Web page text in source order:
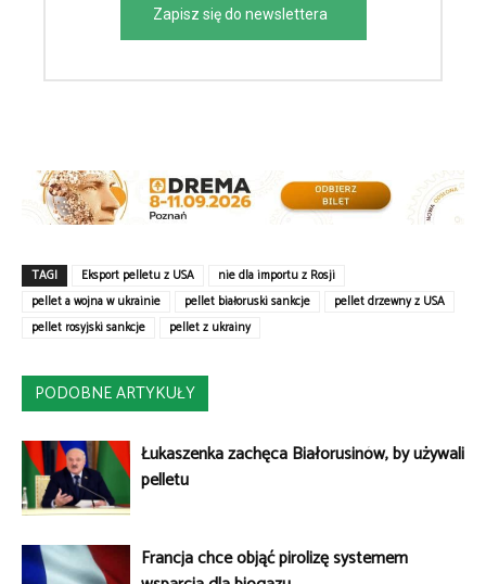
Zapisz się do newslettera
TAGI Eksport pelletu z USA
nie dla importu z Rosji
pellet a wojna w ukrainie
pellet białoruski sankcje
pellet drzewny z USA
pellet rosyjski sankcje
pellet z ukrainy
PODOBNE ARTYKUŁY
Łukaszenka zachęca Białorusinów, by używali
pelletu
Francja chce objąć pirolizę systemem